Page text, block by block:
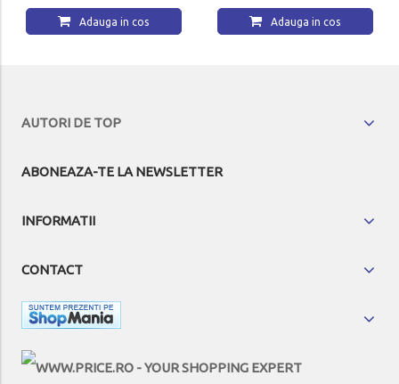
Adauga in cos Adauga in cos
AUTORI DE TOP
ABONEAZA-TE LA NEWSLETTER
INFORMATII
CONTACT